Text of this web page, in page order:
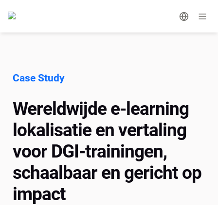
Case Study
Wereldwijde e-learning
lokalisatie en vertaling
voor DGI-trainingen,
schaalbaar en gericht op
impact